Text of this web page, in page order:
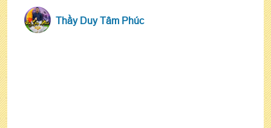
Thầy Duy Tâm Phúc